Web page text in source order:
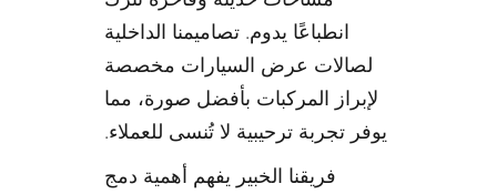
انطباعًا يدوم. تصاميمنا الداخلية
لصالات عرض السيارات مخصصة
لإبراز المركبات بأفضل صورة، مما
يوفر تجربة ترحيبية لا تُنسى للعملاء.
فريقنا الخبير يفهم أهمية دمج